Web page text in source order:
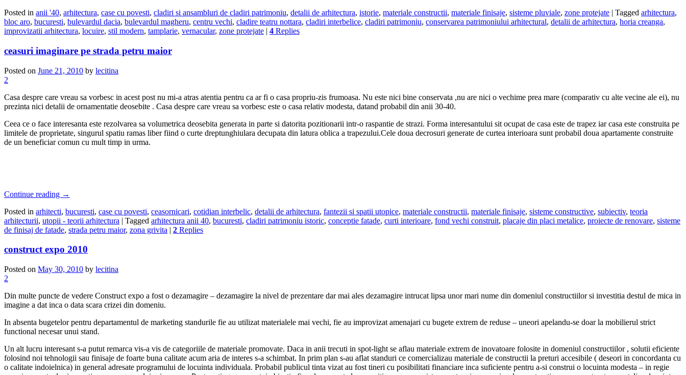
Posted in anii '40, arhitectura, case cu povesti, cladiri si ansambluri de cladiri patrimoniu, detalii de arhitectura, istorie, materiale constructii, materiale finisaje, sisteme pluviale, zone protejate | Tagged arhitectura,
bloc aro, bucuresti, bulevardul dacia, bulevardul magheru, centru vechi, cladire teatru nottara, cladiri interbelice, cladiri patrimoniu, conservarea patrimoniului arhitectural, detalii de arhitectura, horia creanga,
improvizatii arhitectura, locuire, stil modern, tamplarie, vernacular, zone protejate | 4 Replies
ceasuri imaginare pe strada petru maior
Posted on June 21, 2010 by lecitina
2
Casa despre care vreau sa vorbesc in acest post nu mi-a atras atentia pentru ca ar fi o casa propriu-zis frumoasa. Nu este nici bine conservata ,nu are nici o vechime prea mare (comparativ cu alte vecine ale ei), nu
prezinta nici detalii de ornamentatie deosebite . Casa despre care vreau sa vorbesc este o casa relativ modesta, datand probabil din anii 30-40.
Ceea ce o face interesanta este rezolvarea sa volumetrica deosebita generata in parte si datorita pozitionarii intr-o raspantie de strazi. Forma interesantului sit ocupat de casa este de trapez iar casa este construita pe
limitele de proprietate, singurul spatiu ramas liber fiind o curte dreptunghiulara decupata din latura oblica a trapezului.Cele doua decrosuri generate de curtea interioara sunt probabil doua apartamente construite
de un beneficiar comun cu mult timp in urma.
Continue reading →
Posted in arhitecti, bucuresti, case cu povesti, ceasornicari, cotidian interbelic, detalii de arhitectura, fantezii si spatii utopice, materiale constructii, materiale finisaje, sisteme constructive, subiectiv, teoria
arhitecturii, utopii - teorii arhitectura | Tagged arhitectura anii 40, bucuresti, cladiri patrimoniu istoric, conceptie fatade, curti interioare, fond vechi construit, placaje din placi metalice, proiecte de renovare, sisteme
de finisaj de fatade, strada petru maior, zona grivita | 2 Replies
construct expo 2010
Posted on May 30, 2010 by lecitina
2
Din multe puncte de vedere Construct expo a fost o dezamagire – dezamagire la nivel de prezentare dar mai ales dezamagire intrucat lipsa unor mari nume din domeniul constructiilor si investitia destul de mica in
imagine a dat inca o data scara crizei din domeniu.
In absenta bugetelor pentru departamentul de marketing standurile fie au utilizat materialele mai vechi, fie au improvizat amenajari cu bugete extrem de reduse – uneori apelandu-se doar la mobilierul strict
functional necesar unui stand.
Un alt lucru interesant s-a putut remarca vis-a vis de categoriile de materiale promovate. Daca in anii trecuti in spot-light se aflau materiale extrem de inovatoare folosite in domeniul constructiilor , solutii eficiente
folosind noi tehnologii sau finisaje de foarte buna calitate acum aria de interes s-a schimbat. In prim plan s-au aflat standuri ce comercializau materiale de constructii la preturi accesibile ( deseori in concordanta cu
o calitate indoielnica) in general adresate programului de locuinta individuala. Probabil publicul tinta vizat au fost tineri cu posibilitati financiare inca suficiente pentru a-si construi o locuinta modesta – in regie